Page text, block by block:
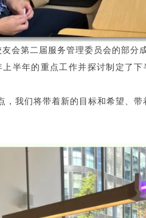
会第二届服务管理委员会的部分
半年的重点工作并探讨制定了
，我们将带着新的目标和希望、